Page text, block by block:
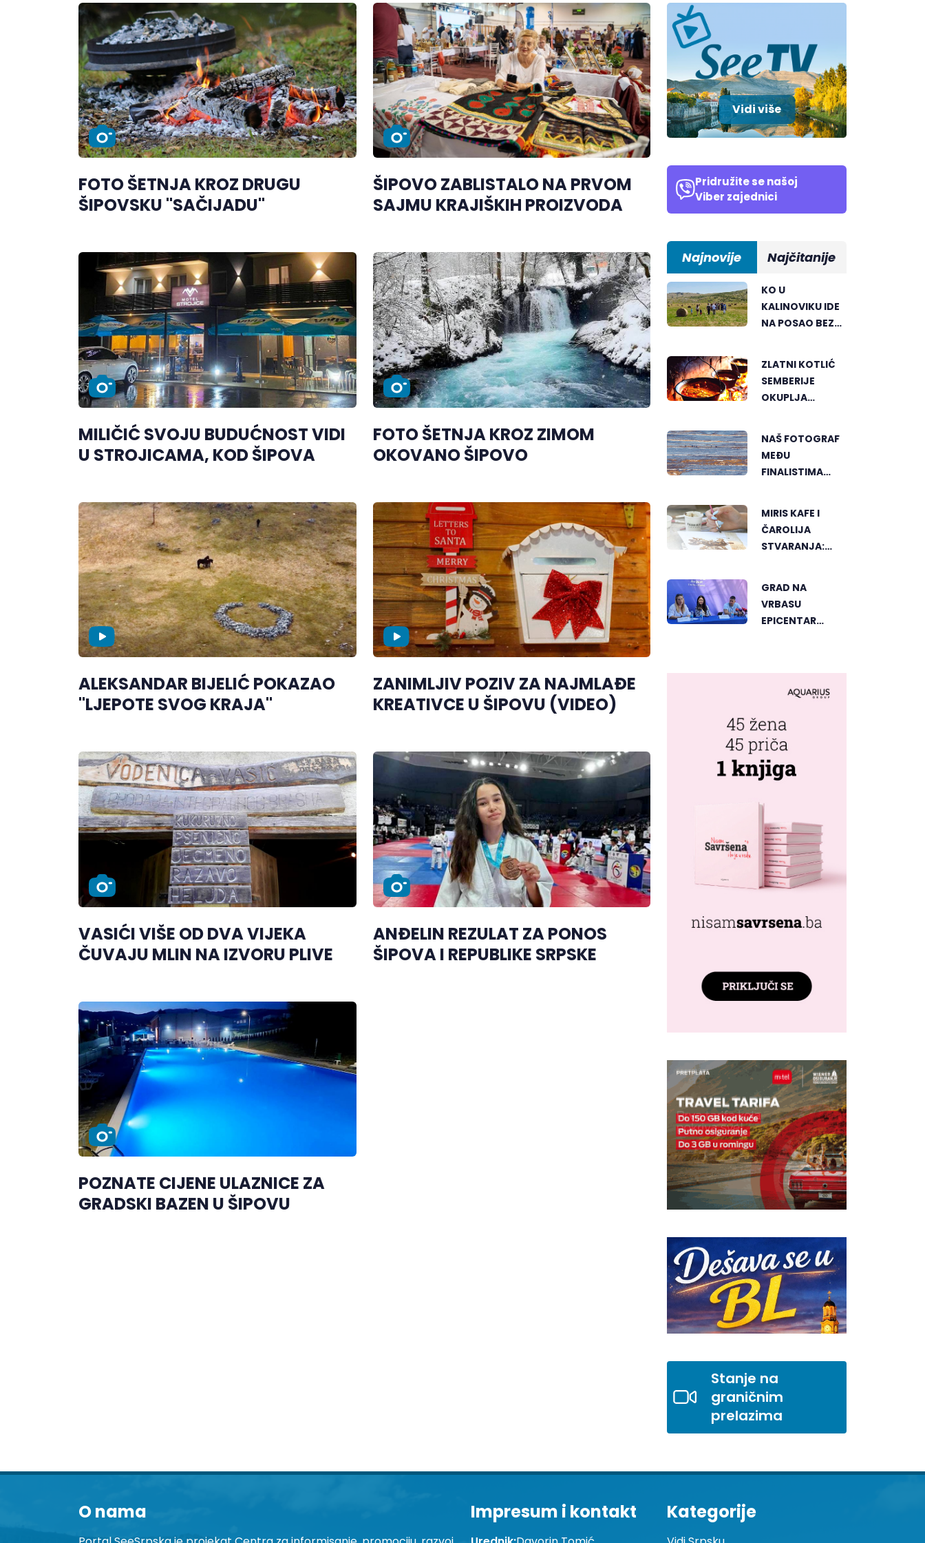
FOTO ŠETNJA KROZ DRUGU
ŠIPOVSKU "SAČIJADU"
ŠIPOVO ZABLISTALO NA PRVOM
SAJMU KRAJIŠKIH PROIZVODA
MILIČIĆ SVOJU BUDUĆNOST VIDI
U STROJICAMA, KOD ŠIPOVA
FOTO ŠETNJA KROZ ZIMOM
OKOVANO ŠIPOVO
ALEKSANDAR BIJELIĆ POKAZAO
"LJEPOTE SVOG KRAJA"
ZANIMLJIV POZIV ZA NAJMLAĐE
KREATIVCE U ŠIPOVU (VIDEO)
VASIĆI VIŠE OD DVA VIJEKA
ČUVAJU MLIN NA IZVORU PLIVE
ANĐELIN REZULAT ZA PONOS
ŠIPOVA I REPUBLIKE SRPSKE
POZNATE CIJENE ULAZNICE ZA
GRADSKI BAZEN U ŠIPOVU
Vidi više
Pridružite se našoj
Viber zajednici
Najnovije Najčitanije
KO U
KALINOVIKU IDE
NA POSAO BEZ
ZLATNI KOTLIĆ
SEMBERIJE
OKUPLJA
RIBLJEG
PAPRIKAŠA U
DVOROVIMA
NAŠ FOTOGRAF
MEĐU
FINALISTIMA
PHOTOGRAPHY"
FESTIVALA U
MONGOLIJI
MIRIS KAFE I
ČAROLIJA
STVARANJA:
UMJETNOSTI U
BANJALUCI
GRAD NA
VRBASU
EPICENTAR
Stanje na
graničnim
prelazima
O nama Impresum i kontakt Kategorije